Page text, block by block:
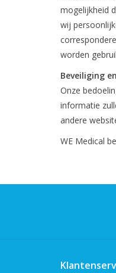
mogelijkheid
wij
worden
Beveiliging
Onze
informatie
andere
WE Medical